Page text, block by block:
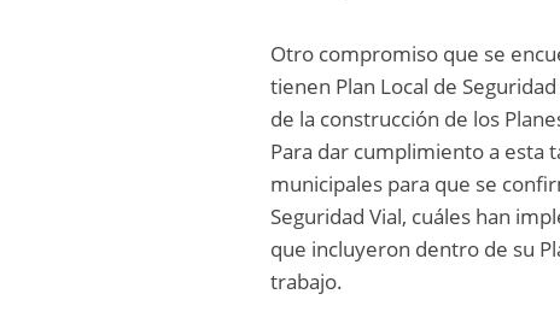
Otro compromiso que se
tienen Plan Local de
de la construcción de los
Para dar cumplimiento a esta
municipales para que se
Seguridad Vial, cuáles han
que incluyeron dentro de su
trabajo.